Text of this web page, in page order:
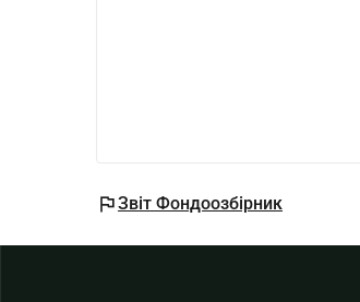
flagЗвіт Фондоозбірник